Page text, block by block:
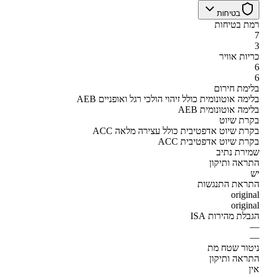
בטיחות
רמת בטיחות
7
3
כריות אוויר
6
6
בלימת חירום
AEB בלימה אוטונומית כולל זיהוי הולכי רגל ואופניים
AEB בלימה אוטונומית
בקרת שיוט
ACC בקרת שיוט אדפטיבית כולל עצירה מלאה
ACC בקרת שיוט אדפטיבית
שמירת נתיב
התראה ותיקון
יש
התראת התנגשות
original
original
הגבלת מהירות ISA
—
—
ניטור שטח מת
התראה ותיקון
אין